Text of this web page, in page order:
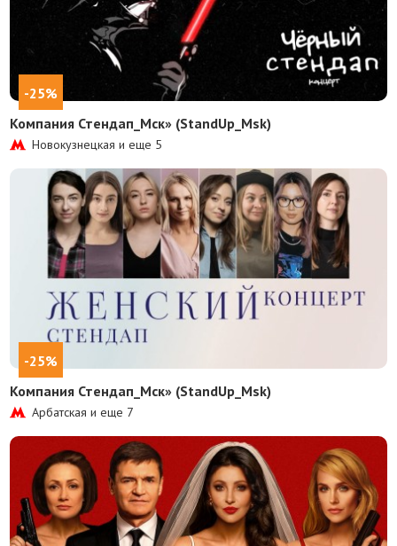
-25%
Компания Стендап_Мск» (StandUp_Msk)
Новокузнецкая и еще 5
-25%
Компания Стендап_Мск» (StandUp_Msk)
Арбатская и еще 7